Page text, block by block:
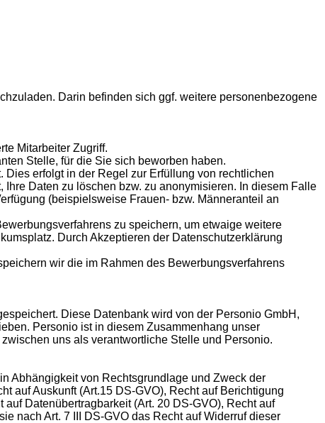
Darin befinden sich ggf. weitere personenbezogene
Mitarbeiter Zugriff.
Stelle, für die Sie sich beworben haben.
erfolgt in der Regel zur Erfüllung von rechtlichen
Daten zu löschen bzw. zu anonymisieren. In diesem Falle
(beispielsweise Frauen- bzw. Männeranteil an
zu speichern, um etwaige weitere
Durch Akzeptieren der Datenschutzerklärung
wir die im Rahmen des Bewerbungsverfahrens
Diese Datenbank wird von der Personio GmbH,
Personio ist in diesem Zusammenhang unser
uns als verantwortliche Stelle und Personio.
Abhängigkeit von Rechtsgrundlage und Zweck der
auf Auskunft (Art.15 DS-GVO), Recht auf Berichtigung
Datenübertragbarkeit (Art. 20 DS-GVO), Recht auf
nach Art. 7 III DS-GVO das Recht auf Widerruf dieser